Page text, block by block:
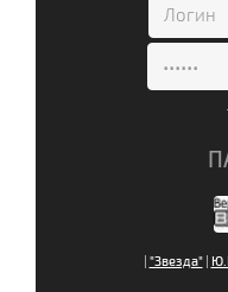
| "Звезда"|